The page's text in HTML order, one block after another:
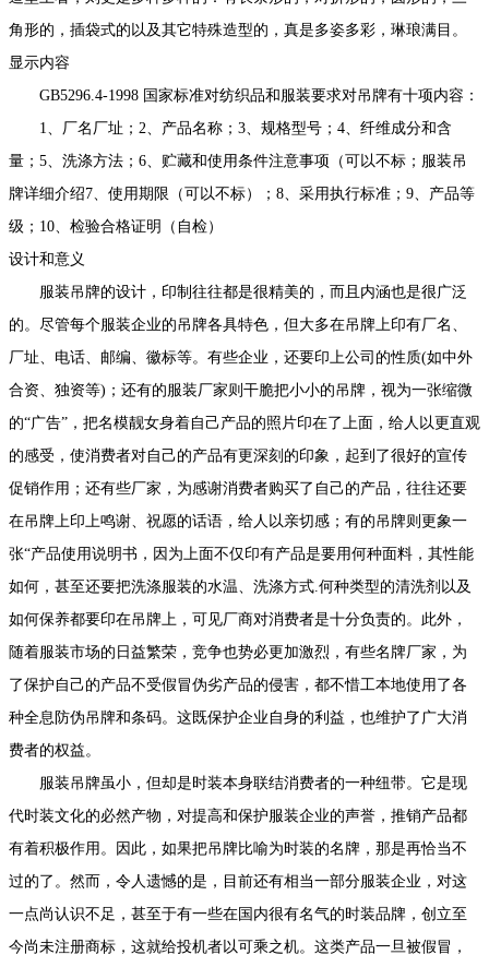
角形的，插袋式的以及其它特殊造型的，真是多姿多彩，琳琅满目。
显示内容
GB5296.4-1998 国家标准对纺织品和服装要求对吊牌有十项内容：
1、厂名厂址；2、产品名称；3、规格型号；4、纤维成分和含
量；5、洗涤方法；6、贮藏和使用条件注意事项（可以不标；服装吊
牌详细介绍7、使用期限（可以不标）；8、采用执行标准；9、产品等
级；10、检验合格证明（自检）
设计和意义
服装吊牌的设计，印制往往都是很精美的，而且内涵也是很广泛
的。尽管每个服装企业的吊牌各具特色，但大多在吊牌上印有厂名、
厂址、电话、邮编、徽标等。有些企业，还要印上公司的性质(如中外
合资、独资等)；还有的服装厂家则干脆把小小的吊牌，视为一张缩微
的“广告”，把名模靓女身着自己产品的照片印在了上面，给人以更直观
的感受，使消费者对自己的产品有更深刻的印象，起到了很好的宣传
促销作用；还有些厂家，为感谢消费者购买了自己的产品，往往还要
在吊牌上印上鸣谢、祝愿的话语，给人以亲切感；有的吊牌则更象一
张“产品使用说明书，因为上面不仅印有产品是要用何种面料，其性能
如何，甚至还要把洗涤服装的水温、洗涤方式.何种类型的清洗剂以及
如何保养都要印在吊牌上，可见厂商对消费者是十分负责的。此外，
随着服装市场的日益繁荣，竞争也势必更加激烈，有些名牌厂家，为
了保护自己的产品不受假冒伪劣产品的侵害，都不惜工本地使用了各
种全息防伪吊牌和条码。这既保护企业自身的利益，也维护了广大消
费者的权益。
服装吊牌虽小，但却是时装本身联结消费者的一种纽带。它是现
代时装文化的必然产物，对提高和保护服装企业的声誉，推销产品都
有着积极作用。因此，如果把吊牌比喻为时装的名牌，那是再恰当不
过的了。然而，令人遗憾的是，目前还有相当一部分服装企业，对这
一点尚认识不足，甚至于有一些在国内很有名气的时装品牌，创立至
今尚未注册商标，这就给投机者以可乘之机。这类产品一旦被假冒，